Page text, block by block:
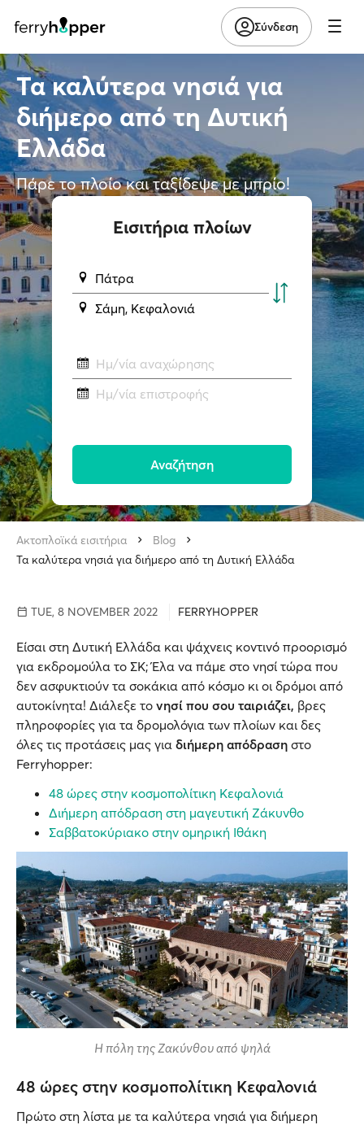
Σύνδεση
Τα καλύτερα νησιά για
διήμερο από τη Δυτική
Ελλάδα
Πάρε το πλοίο και ταξίδεψε με μπρίο!
Εισιτήρια πλοίων
Πάτρα
Σάμη, Κεφαλονιά
Ημ/νία αναχώρησης
Ημ/νία επιστροφής
Αναζήτηση
Ακτοπλοϊκά εισιτήρια
Blog
Τα καλύτερα νησιά για διήμερο από τη Δυτική Ελλάδα
TUE, 8 NOVEMBER 2022 FERRYHOPPER
Είσαι στη Δυτική Ελλάδα και ψάχνεις κοντινό προορισμό
για εκδρομούλα το ΣΚ; Έλα να πάμε στο νησί τώρα που
δεν ασφυκτιούν τα σοκάκια από κόσμο κι οι δρόμοι από
αυτοκίνητα! Διάλεξε το νησί που σου ταιριάζει, βρες
πληροφορίες για τα δρομολόγια των πλοίων και δες
όλες τις προτάσεις μας για διήμερη απόδραση στο
Ferryhopper:
48 ώρες στην κοσμοπολίτικη Κεφαλονιά
Διήμερη απόδραση στη μαγευτική Ζάκυνθο
Σαββατοκύριακο στην ομηρική Ιθάκη
Η πόλη της Ζακύνθου από ψηλά
48 ώρες στην κοσμοπολίτικη Κεφαλονιά
Πρώτο στη λίστα με τα καλύτερα νησιά για διήμερη